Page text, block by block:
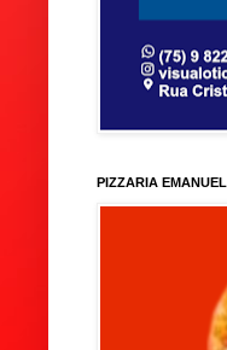
PIZZARIA EMANUEL